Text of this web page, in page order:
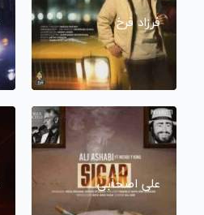
فرزاد فرخ
علی اصحابی